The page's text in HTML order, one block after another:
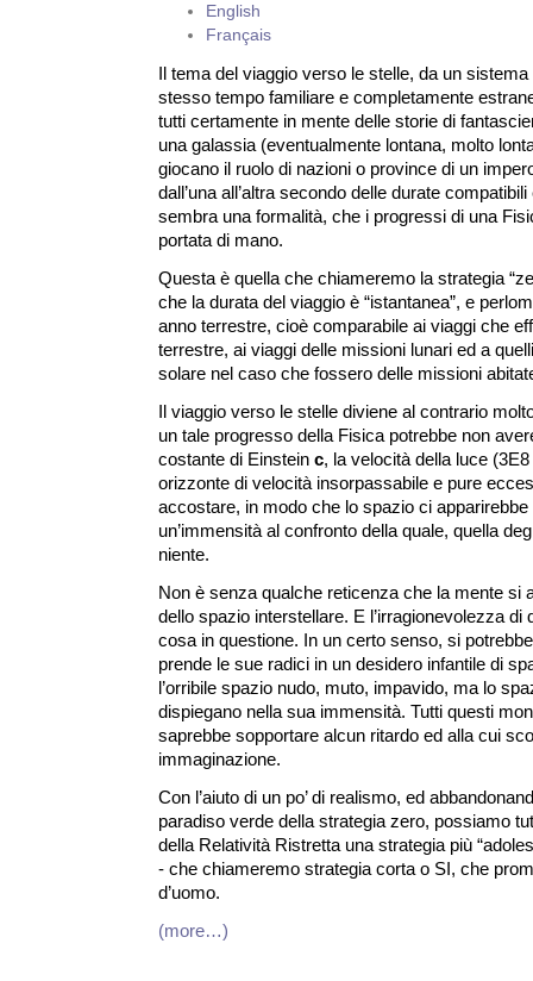
English
Français
Il tema del viaggio verso le stelle, da un sistema
stesso tempo familiare e completamente
tutti certamente in mente delle storie di
una galassia (eventualmente lontana, molto
giocano il ruolo di nazioni o province di un
dall’una all’altra secondo delle durate
sembra una formalità, che i progressi di una
portata di mano.
Questa è quella che chiameremo la strategia
che la durata del viaggio è “istantanea”, e
anno terrestre, cioè comparabile ai viaggi che
terrestre, ai viaggi delle missioni lunari ed a
solare nel caso che fossero delle missioni
Il viaggio verso le stelle diviene al contrario
un tale progresso della Fisica potrebbe non
costante di Einstein c, la velocità della luce
orizzonte di velocità insorpassabile e pure
accostare, in modo che lo spazio ci apparirebbe
un’immensità al confronto della quale, quella
niente.
Non è senza qualche reticenza che la mente si
dello spazio interstellare. E l’irragionevolezza
cosa in questione. In un certo senso, si
prende le sue radici in un desidero infantile di
l’orribile spazio nudo, muto, impavido, ma lo
dispiegano nella sua immensità. Tutti questi
saprebbe sopportare alcun ritardo ed alla cui
immaginazione.
Con l’aiuto di un po’ di realismo, ed
paradiso verde della strategia zero, possiamo
della Relatività Ristretta una strategia più
- che chiameremo strategia corta o SI, che
d’uomo.
(more…)